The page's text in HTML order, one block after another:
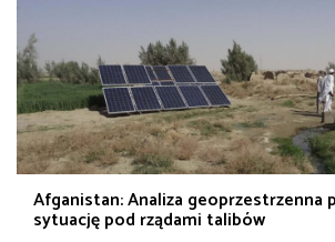
Afganistan: Analiza geoprzestrzenna
sytuację pod rządami talibów